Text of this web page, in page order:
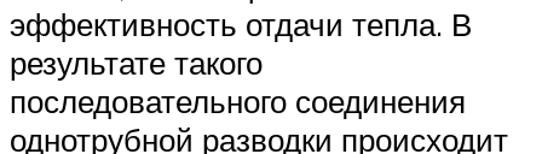
эффективность отдачи тепла. В
результате такого
последовательного соединения
однотрубной разводки происходит